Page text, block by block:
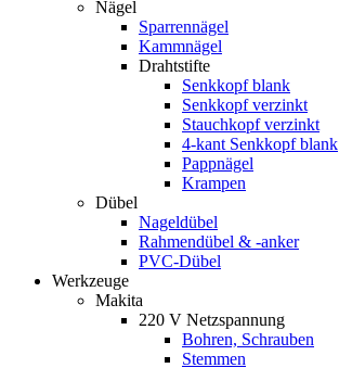
Nägel
Sparrennägel
Kammnägel
Drahtstifte
Senkkopf blank
Senkkopf verzinkt
Stauchkopf verzinkt
4-kant Senkkopf blank
Pappnägel
Krampen
Dübel
Nageldübel
Rahmendübel & -anker
PVC-Dübel
Werkzeuge
Makita
220 V Netzspannung
Bohren, Schrauben
Stemmen